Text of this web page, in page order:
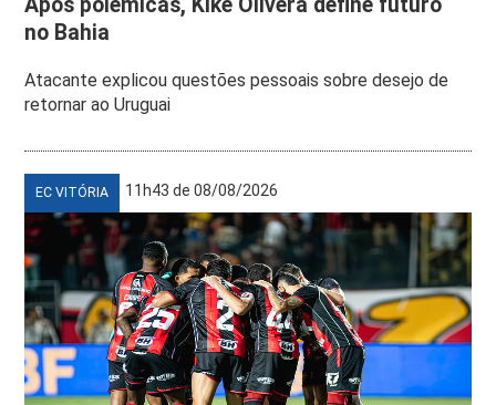
no Bahia
Atacante explicou questões pessoais sobre desejo de
retornar ao Uruguai
EC VITÓRIA 11h43 de 08/08/2026